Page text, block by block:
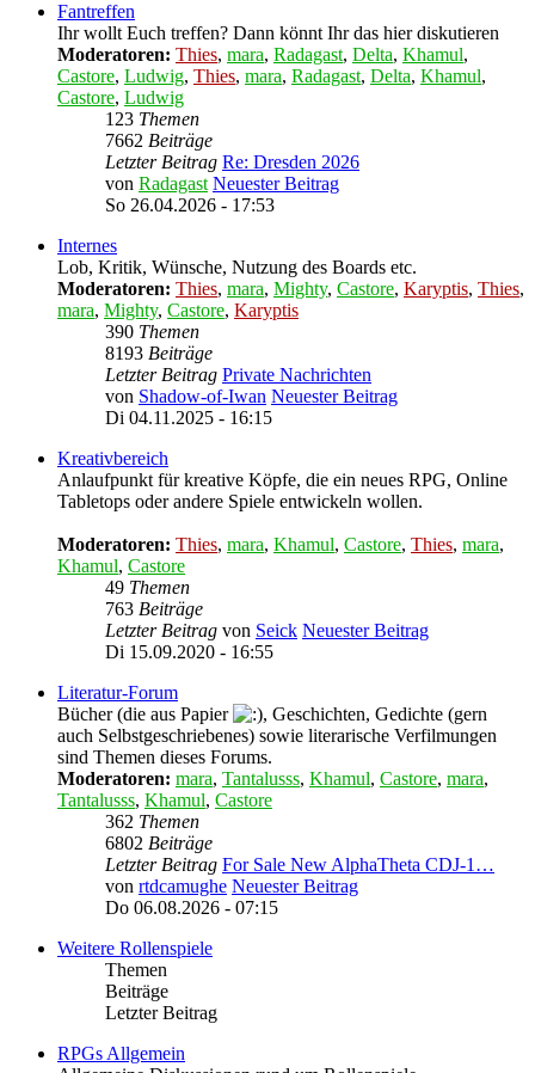
Fantreffen
Ihr wollt Euch treffen? Dann könnt Ihr das hier diskutieren
Moderatoren: Thies, mara, Radagast, Delta, Khamul,
Castore, Ludwig, Thies, mara, Radagast, Delta, Khamul,
Castore, Ludwig
123 Themen
7662 Beiträge
Letzter Beitrag Re: Dresden 2026
von Radagast Neuester Beitrag
So 26.04.2026 - 17:53
Internes
Lob, Kritik, Wünsche, Nutzung des Boards etc.
Moderatoren: Thies, mara, Mighty, Castore, Karyptis, Thies,
mara, Mighty, Castore, Karyptis
390 Themen
8193 Beiträge
Letzter Beitrag Private Nachrichten
von Shadow-of-Iwan Neuester Beitrag
Di 04.11.2025 - 16:15
Kreativbereich
Anlaufpunkt für kreative Köpfe, die ein neues RPG, Online
Tabletops oder andere Spiele entwickeln wollen.
Moderatoren: Thies, mara, Khamul, Castore, Thies, mara,
Khamul, Castore
49 Themen
763 Beiträge
Letzter Beitrag von Seick Neuester Beitrag
Di 15.09.2020 - 16:55
Literatur-Forum
Bücher (die aus Papier
, Geschichten, Gedichte (gern
auch Selbstgeschriebenes) sowie literarische Verfilmungen
sind Themen dieses Forums.
Moderatoren: mara, Tantalusss, Khamul, Castore, mara,
Tantalusss, Khamul, Castore
362 Themen
6802 Beiträge
Letzter Beitrag For Sale New AlphaTheta CDJ-1…
von rtdcamughe Neuester Beitrag
Do 06.08.2026 - 07:15
Weitere Rollenspiele
Themen
Beiträge
Letzter Beitrag
RPGs Allgemein